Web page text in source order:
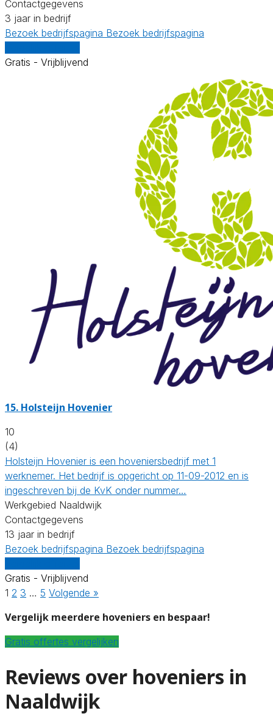
Contactgegevens
3 jaar in bedrijf
Bezoek bedrijfspagina Bezoek bedrijfspagina
Gratis - Vrijblijvend
15. Holsteijn Hovenier
10
(4)
Holsteijn Hovenier is een hoveniersbedrijf met 1
werknemer. Het bedrijf is opgericht op 11-09-2012 en is
ingeschreven bij de KvK onder nummer…
Werkgebied Naaldwijk
Contactgegevens
13 jaar in bedrijf
Bezoek bedrijfspagina Bezoek bedrijfspagina
Gratis - Vrijblijvend
1 2 3 … 5 Volgende »
Vergelijk meerdere hoveniers en bespaar!
Gratis offertes vergelijken
Reviews over hoveniers in
Naaldwijk